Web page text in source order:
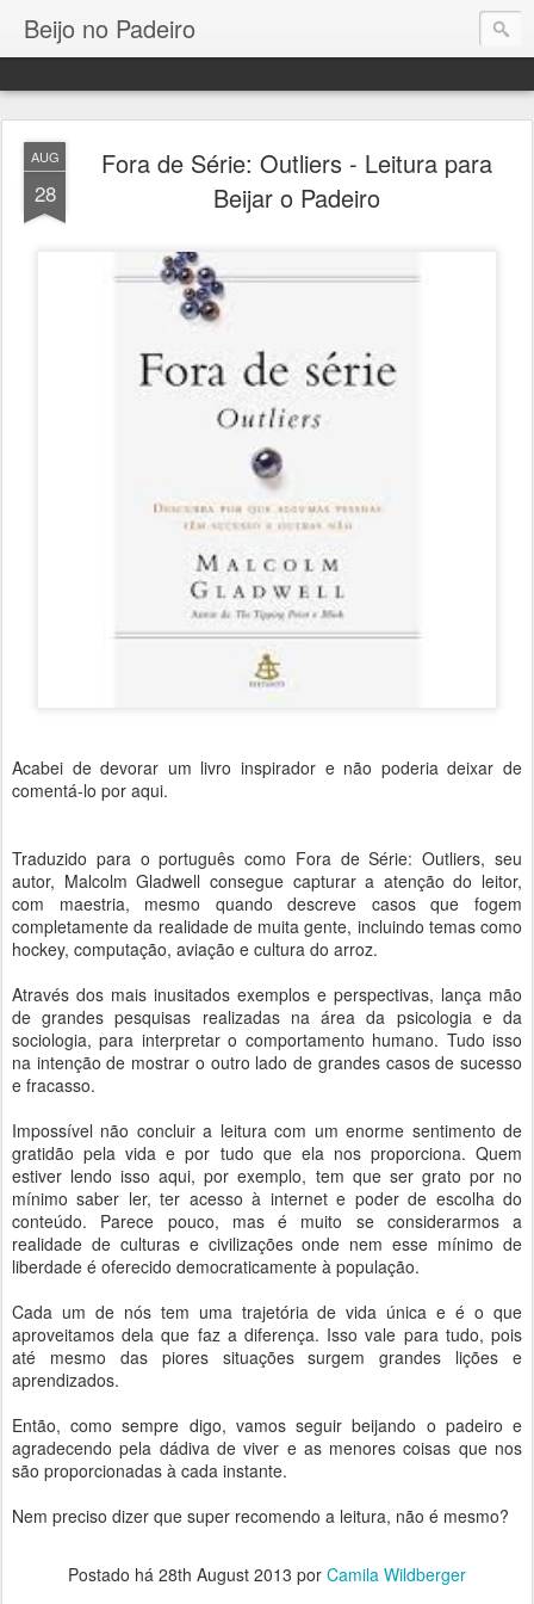
Beijo no Padeiro
AUG
28
Fora de Série: Outliers - Leitura para
Beijar o Padeiro
Acabei de devorar um livro inspirador e não poderia deixar de
comentá-lo por aqui.
Traduzido para o português como Fora de Série: Outliers, seu
autor, Malcolm Gladwell consegue capturar a atenção do leitor,
com maestria, mesmo quando descreve casos que fogem
completamente da realidade de muita gente, incluindo temas como
hockey, computação, aviação e cultura do arroz.
Através dos mais inusitados exemplos e perspectivas, lança mão
de grandes pesquisas realizadas na área da psicologia e da
sociologia, para interpretar o comportamento humano. Tudo isso
na intenção de mostrar o outro lado de grandes casos de sucesso
e fracasso.
Impossível não concluir a leitura com um enorme sentimento de
gratidão pela vida e por tudo que ela nos proporciona. Quem
estiver lendo isso aqui, por exemplo, tem que ser grato por no
mínimo saber ler, ter acesso à internet e poder de escolha do
conteúdo. Parece pouco, mas é muito se considerarmos a
realidade de culturas e civilizações onde nem esse mínimo de
liberdade é oferecido democraticamente à população.
Cada um de nós tem uma trajetória de vida única e é o que
aproveitamos dela que faz a diferença. Isso vale para tudo, pois
até mesmo das piores situações surgem grandes lições e
aprendizados.
Então, como sempre digo, vamos seguir beijando o padeiro e
agradecendo pela dádiva de viver e as menores coisas que nos
são proporcionadas à cada instante.
Nem preciso dizer que super recomendo a leitura, não é mesmo?
Postado há 28th August 2013 por Camila Wildberger